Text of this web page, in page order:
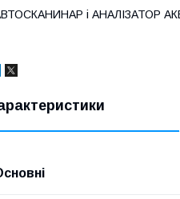
і АНАЛІЗАТОР АКБ